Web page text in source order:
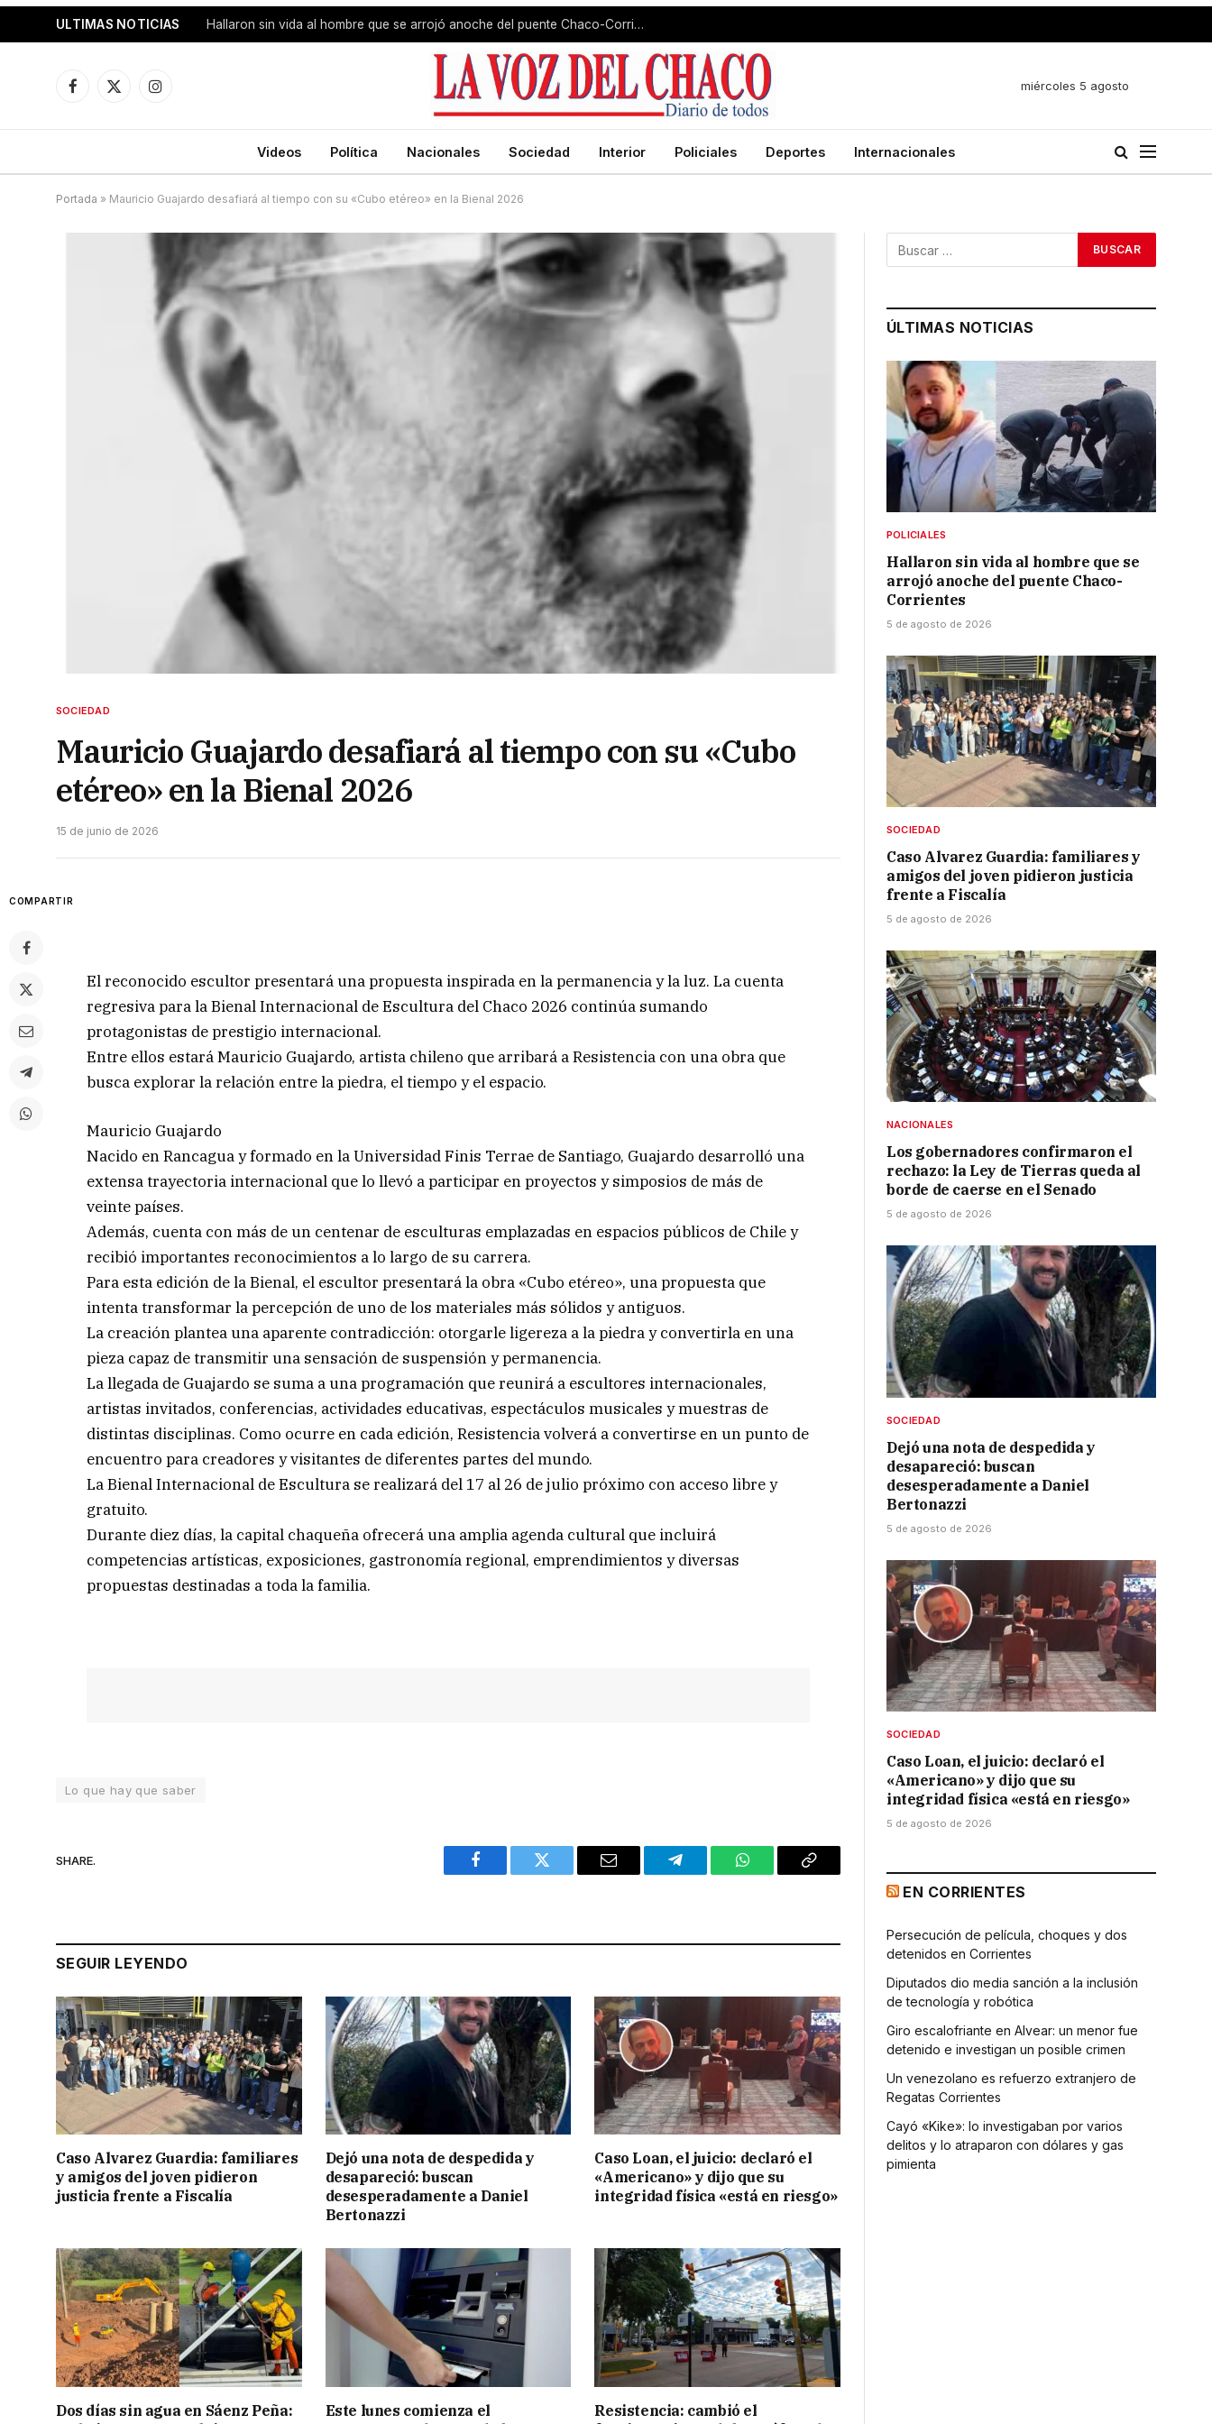
ULTIMAS NOTICIAS Hallaron sin vida al hombre que se arrojó anoche del puente Chaco-Corrientes
Facebook
X
Instagram
miércoles 5 agosto
Videos Política Nacionales Sociedad Interior Policiales Deportes Internacionales
Portada » Mauricio Guajardo desafiará al tiempo con su «Cubo etéreo» en la Bienal 2026
SOCIEDAD
Mauricio Guajardo desafiará al tiempo con su «Cubo
etéreo» en la Bienal 2026
15 de junio de 2026
COMPARTIR
El reconocido escultor presentará una propuesta inspirada en la permanencia y la luz. La cuenta
regresiva para la Bienal Internacional de Escultura del Chaco 2026 continúa sumando
protagonistas de prestigio internacional.
Entre ellos estará Mauricio Guajardo, artista chileno que arribará a Resistencia con una obra que
busca explorar la relación entre la piedra, el tiempo y el espacio.
Mauricio Guajardo
Nacido en Rancagua y formado en la Universidad Finis Terrae de Santiago, Guajardo desarrolló una
extensa trayectoria internacional que lo llevó a participar en proyectos y simposios de más de
veinte países.
Además, cuenta con más de un centenar de esculturas emplazadas en espacios públicos de Chile y
recibió importantes reconocimientos a lo largo de su carrera.
Para esta edición de la Bienal, el escultor presentará la obra «Cubo etéreo», una propuesta que
intenta transformar la percepción de uno de los materiales más sólidos y antiguos.
La creación plantea una aparente contradicción: otorgarle ligereza a la piedra y convertirla en una
pieza capaz de transmitir una sensación de suspensión y permanencia.
La llegada de Guajardo se suma a una programación que reunirá a escultores internacionales,
artistas invitados, conferencias, actividades educativas, espectáculos musicales y muestras de
distintas disciplinas. Como ocurre en cada edición, Resistencia volverá a convertirse en un punto de
encuentro para creadores y visitantes de diferentes partes del mundo.
La Bienal Internacional de Escultura se realizará del 17 al 26 de julio próximo con acceso libre y
gratuito.
Durante diez días, la capital chaqueña ofrecerá una amplia agenda cultural que incluirá
competencias artísticas, exposiciones, gastronomía regional, emprendimientos y diversas
propuestas destinadas a toda la familia.
Lo que hay que saber
SHARE.
Facebook Twitter Email Telegram WhatsAppCopy
SEGUIR LEYENDO
Caso Alvarez Guardia: familiares
y amigos del joven pidieron
justicia frente a Fiscalía
Dejó una nota de despedida y
desapareció: buscan
desesperadamente a Daniel
Bertonazzi
Caso Loan, el juicio: declaró el
«Americano» y dijo que su
integridad física «está en riesgo»
Dos días sin agua en Sáenz Peña:
Este lunes comienza el
Resistencia: cambió el
ÚLTIMAS NOTICIAS
POLICIALES
Hallaron sin vida al hombre que se
arrojó anoche del puente Chaco-
Corrientes
5 de agosto de 2026
SOCIEDAD
Caso Alvarez Guardia: familiares y
amigos del joven pidieron justicia
frente a Fiscalía
5 de agosto de 2026
NACIONALES
Los gobernadores confirmaron el
rechazo: la Ley de Tierras queda al
borde de caerse en el Senado
5 de agosto de 2026
SOCIEDAD
Dejó una nota de despedida y
desapareció: buscan
desesperadamente a Daniel
Bertonazzi
5 de agosto de 2026
SOCIEDAD
Caso Loan, el juicio: declaró el
«Americano» y dijo que su
integridad física «está en riesgo»
5 de agosto de 2026
EN CORRIENTES
Persecución de película, choques y dos
detenidos en Corrientes
Diputados dio media sanción a la inclusión
de tecnología y robótica
Giro escalofriante en Alvear: un menor fue
detenido e investigan un posible crimen
Un venezolano es refuerzo extranjero de
Regatas Corrientes
Cayó «Kike»: lo investigaban por varios
delitos y lo atraparon con dólares y gas
pimienta